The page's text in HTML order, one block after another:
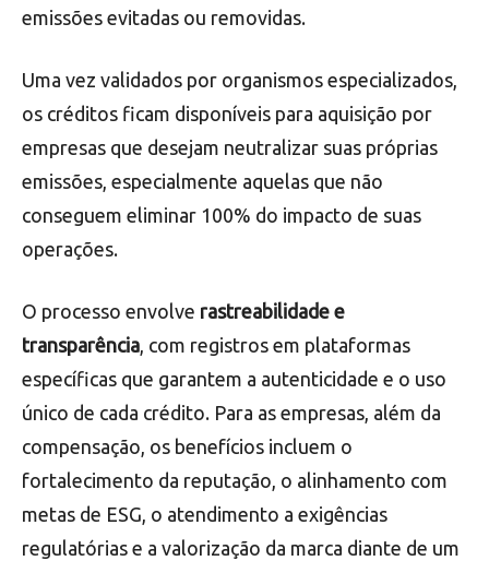
emissões evitadas ou removidas.
Uma vez validados por organismos especializados,
os créditos ficam disponíveis para aquisição por
empresas que desejam neutralizar suas próprias
emissões, especialmente aquelas que não
conseguem eliminar 100% do impacto de suas
operações.
O processo envolve rastreabilidade e
transparência, com registros em plataformas
específicas que garantem a autenticidade e o uso
único de cada crédito. Para as empresas, além da
compensação, os benefícios incluem o
fortalecimento da reputação, o alinhamento com
metas de ESG, o atendimento a exigências
regulatórias e a valorização da marca diante de um